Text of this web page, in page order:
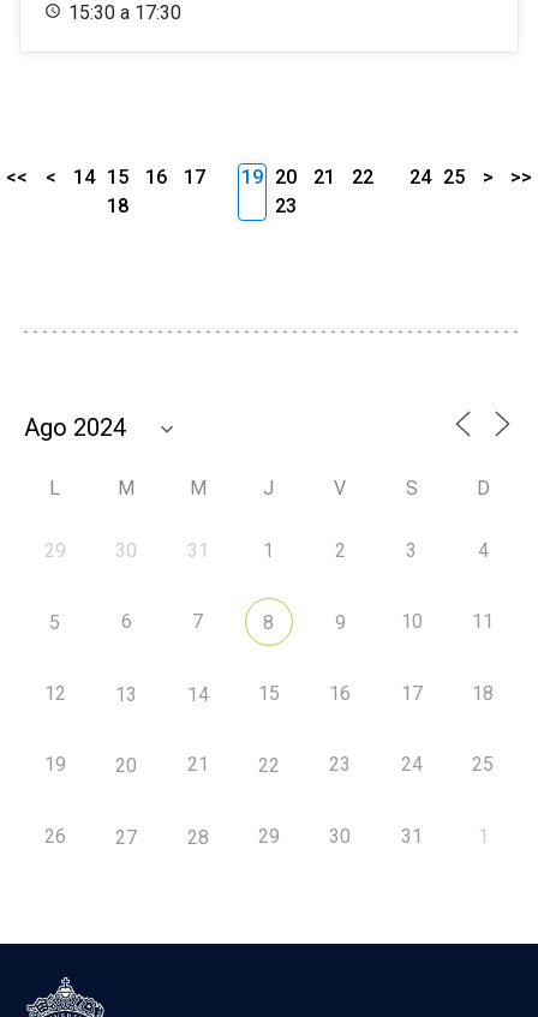
15:30 a 17:30
<< < 14 15 16
17
18
19 20 21
22
23
24 25 > >>
L M M J V S D
29 30 31 1 2 3 4
5 6 7 8 9 10 11
12 13 14 15 16 17 18
19 20 21 22 23 24 25
26 27 28 29 30 31 1